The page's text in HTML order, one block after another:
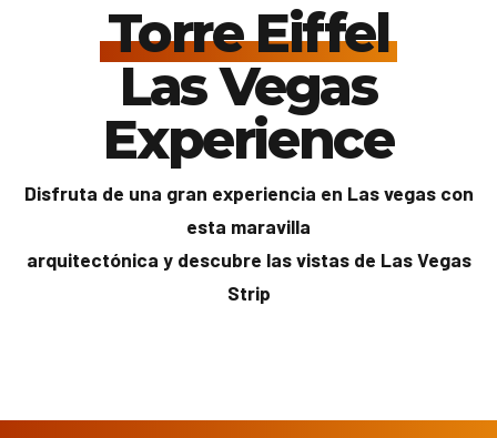
Torre Eiffel
Las Vegas
Experience
Disfruta de una gran experiencia en Las vegas con
esta maravilla
arquitectónica y descubre las vistas de Las Vegas
Strip